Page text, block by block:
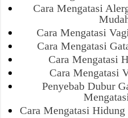
Cara Mengatasi
Cara Mengatasi
Cara Mengatasi
Cara Mengatasi
Cara Mengatasi
Penyebab Dubur
Cara Mengatasi